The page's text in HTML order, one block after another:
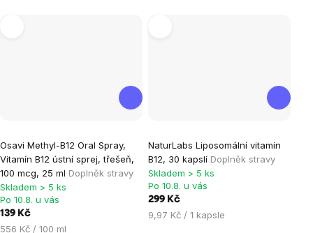
Osavi Methyl-B12 Oral Spray,
Vitamín B12 ústní sprej, třešeň,
100 mcg, 25 ml Doplněk stravy
Skladem > 5 ks
Po 10.8. u vás
139 Kč
Měrná
556 Kč / 100 ml
NaturLabs Liposomální vitamín
B12, 30 kapslí Doplněk stravy
hodnocení
produktu
je
5,0
z
Skladem > 5 ks
Po 10.8. u vás
299 Kč
Měrná
9,97 Kč / 1 kapsle